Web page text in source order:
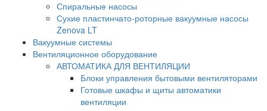
Спиральные насосы
Сухие пластинчато-роторные вакуумные насосы
Zenova LT
Вакуумные системы
Вентиляционное оборудование
АВТОМАТИКА ДЛЯ ВЕНТИЛЯЦИИ
Блоки управления бытовыми вентиляторами
Готовые шкафы и щиты автоматики
вентиляции